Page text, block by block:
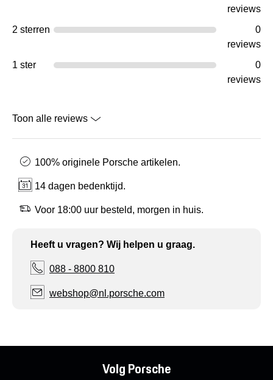
reviews
2 sterren
0
reviews
1 ster
0
reviews
Toon alle reviews
100% originele Porsche artikelen.
14 dagen bedenktijd.
Voor 18:00 uur besteld, morgen in huis.
Heeft u vragen? Wij helpen u graag.
088 - 8800 810
webshop@nl.porsche.com
Volg Porsche